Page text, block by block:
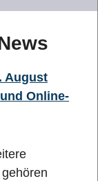
August
Online-